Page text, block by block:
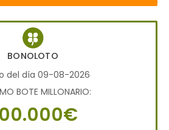
BONOLOTO
del día 09-08-2026
BOTE MILLONARIO: